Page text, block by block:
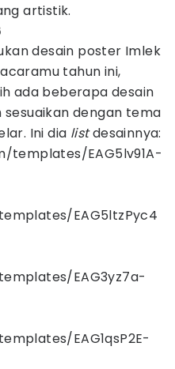
artistik.
desain poster Imlek
tahun ini,
ada beberapa desain
dengan tema
Ini dia listdesainnya:
templates/EAG5lv91A-
EAG5ltzPyc4
EAG3yz7a-
EAG1qsP2E-